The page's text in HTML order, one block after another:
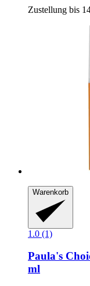
Zustellung bis
Warenkorb
1.0 (1)
Paula's
ml